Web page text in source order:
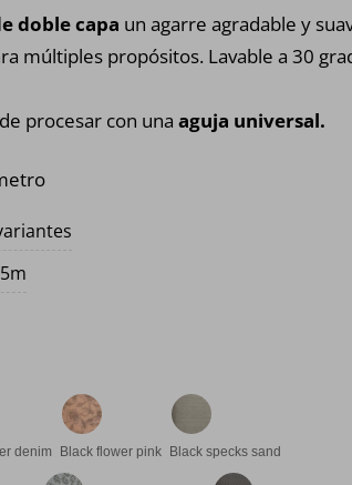
doble capa un agarre agradable y
múltiples propósitos. Lavable a 30
procesar con una aguja universal.
de precios: desde €8.95 hasta €13.95
denim Black flower pink Black specks sand